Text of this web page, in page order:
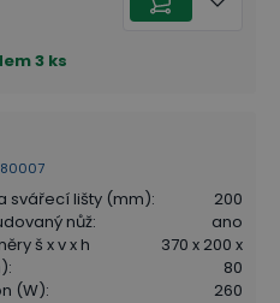
3 ks
svářecí lišty (mm):
200
nůž:
ano
š x v x h
:
370 x 200 x
80
(W): 260